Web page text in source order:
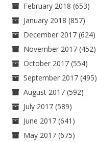
February 2018 (653)
January 2018 (857)
December 2017 (624)
November 2017 (452)
October 2017 (554)
September 2017 (495)
August 2017 (592)
July 2017 (589)
June 2017 (641)
May 2017 (675)